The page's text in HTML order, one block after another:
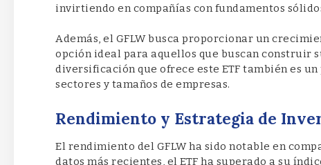
invirtiendo en compañías con fundamentos
Además, el GFLW busca proporcionar un
opción ideal para aquellos que buscan construir
diversificación que ofrece este ETF también es
sectores y tamaños de empresas.
Rendimiento y Estrategia de
El rendimiento del GFLW ha sido notable en
datos más recientes, el ETF ha superado a su